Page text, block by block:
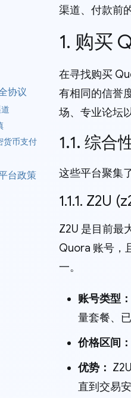
协议
货币支付
台政策
渠道、付款前
1. 购买
在寻找购买
有相同的信誉
场、专业论坛
1.1. 综合
这些平台聚集
1.1.1. Z2U
Z2U 是目前最
Quora 账号，
一。
账号类型：
量套餐、
价格区间：
优势：
直到交易